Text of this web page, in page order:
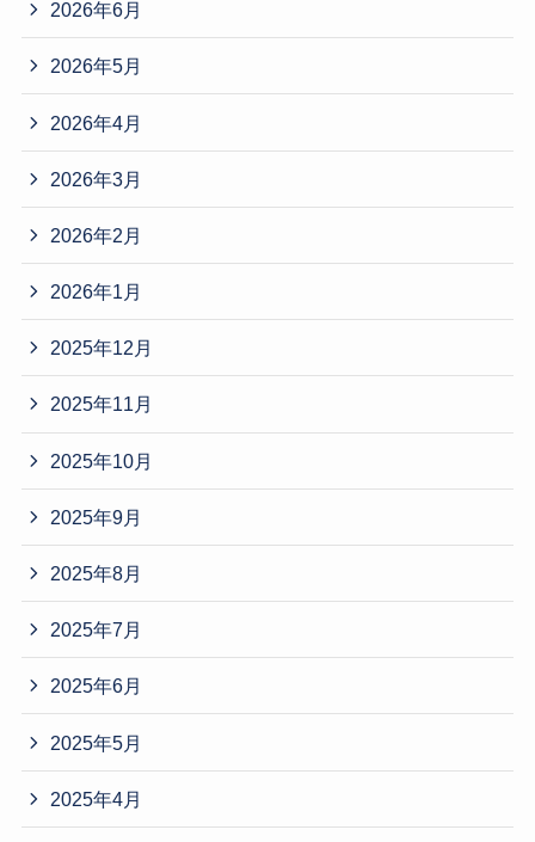
2026年6月
2026年5月
2026年4月
2026年3月
2026年2月
2026年1月
2025年12月
2025年11月
2025年10月
2025年9月
2025年8月
2025年7月
2025年6月
2025年5月
2025年4月